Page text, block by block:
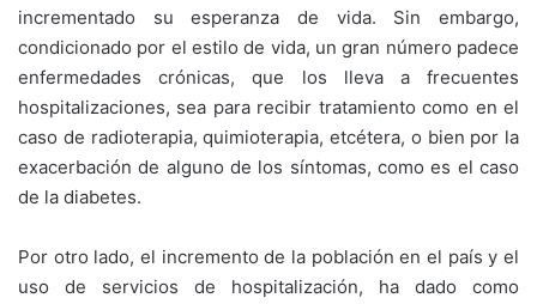
incrementado su esperanza de vida. Sin embargo,
condicionado por el estilo de vida, un gran número padece
enfermedades crónicas, que los lleva a frecuentes
hospitalizaciones, sea para recibir tratamiento como en el
caso de radioterapia, quimioterapia, etcétera, o bien por la
exacerbación de alguno de los síntomas, como es el caso
de la diabetes.
Por otro lado, el incremento de la población en el país y el
uso de servicios de hospitalización, ha dado como